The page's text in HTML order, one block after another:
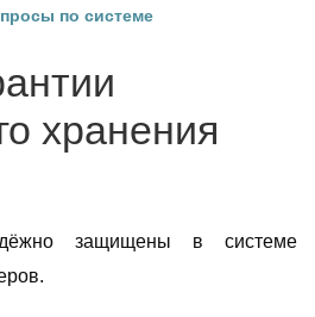
по системе
хранения
защищены в системе